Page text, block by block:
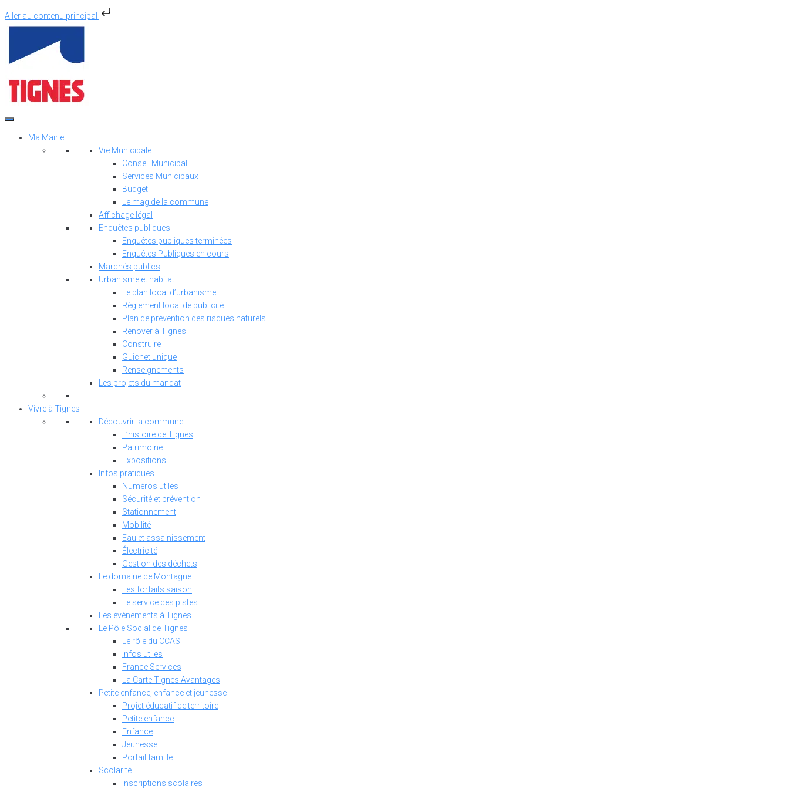
Aller au contenu principal
Aller
contenu
Ma Mairie
Vie Municipale
Conseil Municipal
Services Municipaux
Budget
Le mag de la commune
Affichage légal
Enquêtes publiques
Enquêtes publiques terminées
Enquêtes Publiques en cours
Marchés publics
Urbanisme et habitat
Le plan local d’urbanisme
Règlement local de publicité
Plan de prévention des risques naturels
Rénover à Tignes
Construire
Guichet unique
Renseignements
Les projets du mandat
Vivre à Tignes
Découvrir la commune
L’histoire de Tignes
Patrimoine
Expositions
Infos pratiques
Numéros utiles
Sécurité et prévention
Stationnement
Mobilité
Eau et assainissement
Électricité
Gestion des déchets
Le domaine de Montagne
Les forfaits saison
Le service des pistes
Les évènements à Tignes
Le Pôle Social de Tignes
Le rôle du CCAS
Infos utiles
France Services
La Carte Tignes Avantages
Petite enfance, enfance et jeunesse
Projet éducatif de territoire
Petite enfance
Enfance
Jeunesse
Portail famille
Scolarité
Inscriptions scolaires